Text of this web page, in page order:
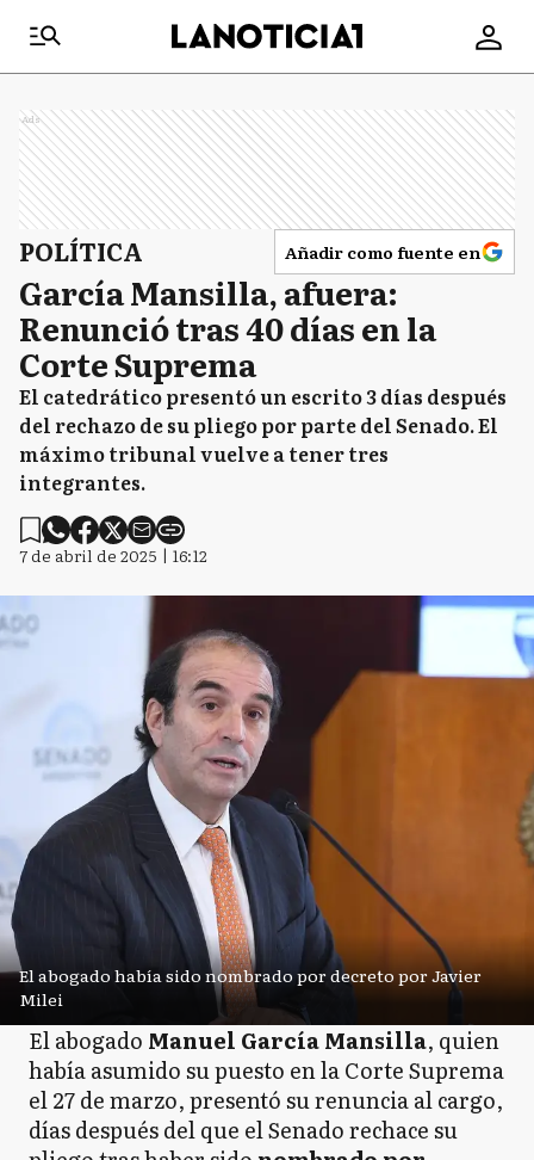
Ads
POLÍTICA Añadir como fuente en
García Mansilla, afuera:
Renunció tras 40 días en la
Corte Suprema
El catedrático presentó un escrito 3 días después
del rechazo de su pliego por parte del Senado. El
máximo tribunal vuelve a tener tres
integrantes.
7 de abril de 2025 | 16:12
El abogado había sido nombrado por decreto por Javier
Milei
El abogado Manuel García Mansilla, quien
había asumido su puesto en la Corte Suprema
el 27 de marzo, presentó su renuncia al cargo,
días después del que el Senado rechace su